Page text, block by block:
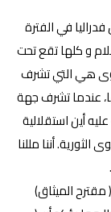
في الفترة
و كلها تقع تحت
هي التي تشرف
عندما تشرف جهة
أين استقلالية
أننا مللنا
الميثاق)